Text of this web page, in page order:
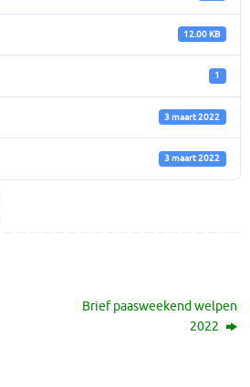
12.00 KB
1
3 maart 2022
3 maart 2022
Brief paasweekend welpen
2022